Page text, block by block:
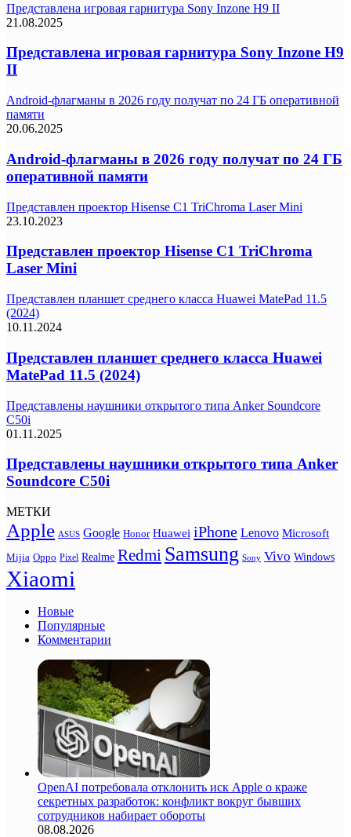
Представлена игровая гарнитура Sony Inzone H9 II
21.08.2025
Представлена игровая гарнитура Sony Inzone H9
II
Android-флагманы в 2026 году получат по 24 ГБ оперативной
памяти
20.06.2025
Android-флагманы в 2026 году получат по 24 ГБ
оперативной памяти
Представлен проектор Hisense C1 TriChroma Laser Mini
23.10.2023
Представлен проектор Hisense C1 TriChroma
Laser Mini
Представлен планшет среднего класса Huawei MatePad 11.5
(2024)
10.11.2024
Представлен планшет среднего класса Huawei
MatePad 11.5 (2024)
Представлены наушники открытого типа Anker Soundcore
C50i
01.11.2025
Представлены наушники открытого типа Anker
Soundcore C50i
МЕТКИ
Apple ASUS Google Honor Huawei iPhone Lenovo Microsoft
Mijia Oppo Pixel Realme Redmi Samsung Sony Vivo Windows
Xiaomi
Новые
Популярные
Комментарии
OpenAI потребовала отклонить иск Apple о краже
секретных разработок: конфликт вокруг бывших
сотрудников набирает обороты
08.08.2026